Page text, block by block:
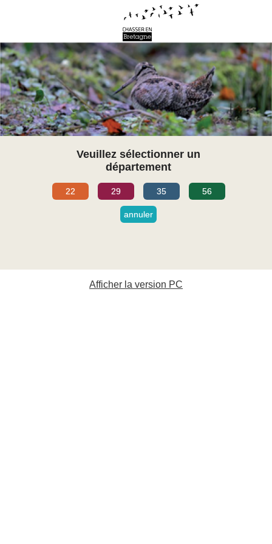
Veuillez sélectionner un
département
22 29 35 56
annuler
Afficher la version PC